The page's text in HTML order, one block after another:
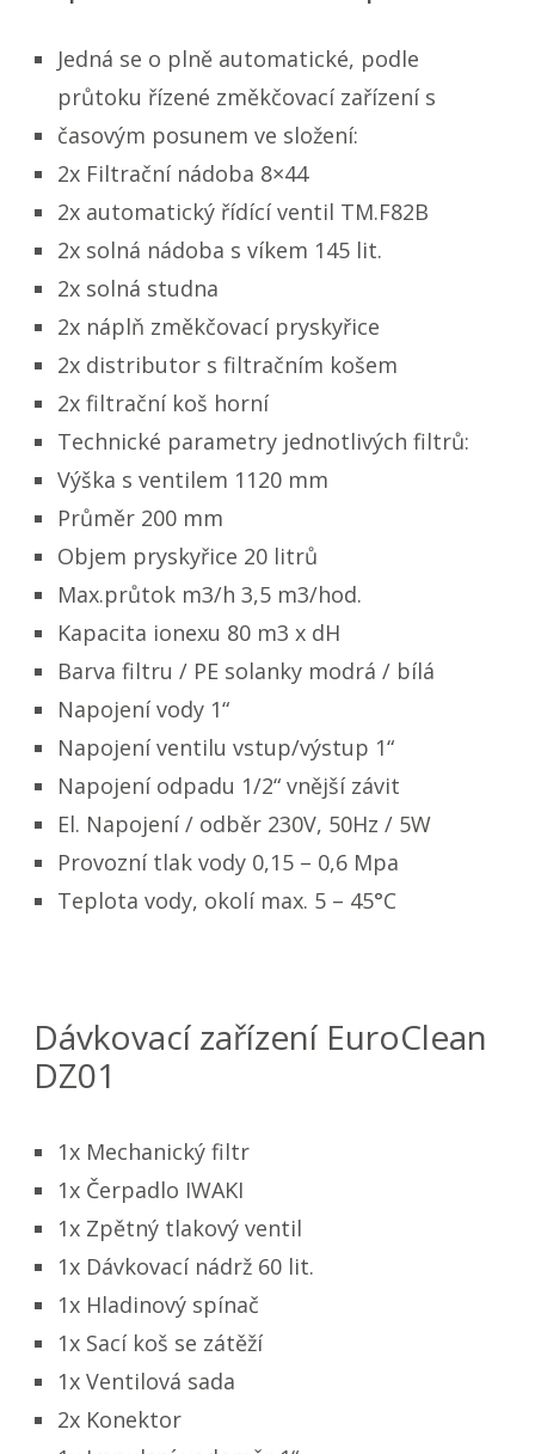
Jedná se o plně automatické, podle
průtoku řízené změkčovací zařízení s
časovým posunem ve složení:
2x Filtrační nádoba 8×44
2x automatický řídící ventil TM.F82B
2x solná nádoba s víkem 145 lit.
2x solná studna
2x náplň změkčovací pryskyřice
2x distributor s filtračním košem
2x filtrační koš horní
Technické parametry jednotlivých filtrů:
Výška s ventilem 1120 mm
Průměr 200 mm
Objem pryskyřice 20 litrů
Max.průtok m3/h 3,5 m3/hod.
Kapacita ionexu 80 m3 x dH
Barva filtru / PE solanky modrá / bílá
Napojení vody 1“
Napojení ventilu vstup/výstup 1“
Napojení odpadu 1/2“ vnější závit
El. Napojení / odběr 230V, 50Hz / 5W
Provozní tlak vody 0,15 – 0,6 Mpa
Teplota vody, okolí max. 5 – 45°C
Dávkovací zařízení EuroClean
DZ01
1x Mechanický filtr
1x Čerpadlo IWAKI
1x Zpětný tlakový ventil
1x Dávkovací nádrž 60 lit.
1x Hladinový spínač
1x Sací koš se zátěží
1x Ventilová sada
2x Konektor